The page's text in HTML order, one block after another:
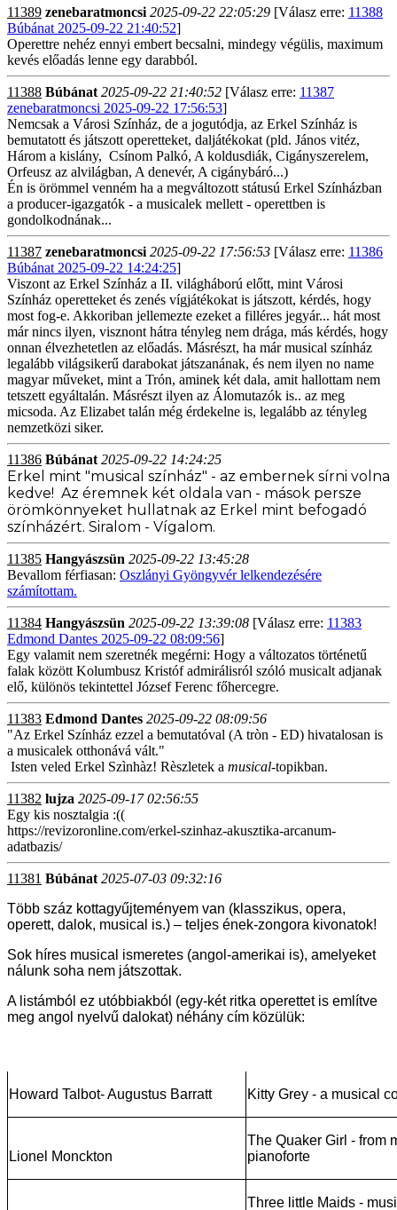
11389 zenebaratmoncsi 2025-09-22 22:05:29 [Válasz erre: 11388
Búbánat 2025-09-22 21:40:52]
Operettre nehéz ennyi embert becsalni, mindegy végülis, maximum
kevés előadás lenne egy darabból.
11388 Búbánat 2025-09-22 21:40:52 [Válasz erre: 11387
zenebaratmoncsi 2025-09-22 17:56:53]
Nemcsak a Városi Színház, de a jogutódja, az Erkel Színház is
bemutatott és játszott operetteket, daljátékokat (pld. János vitéz,
Három a kislány, Csínom Palkó, A koldusdiák, Cigányszerelem,
Orfeusz az alvilágban, A denevér, A cigánybáró...)
Én is örömmel venném ha a megváltozott státusú Erkel Színházban
a producer-igazgatók - a musicalek mellett - operettben is
gondolkodnának...
11387 zenebaratmoncsi 2025-09-22 17:56:53 [Válasz erre: 11386
Búbánat 2025-09-22 14:24:25]
Viszont az Erkel Színház a II. világháború előtt, mint Városi
Színház operetteket és zenés vígjátékokat is játszott, kérdés, hogy
most fog-e. Akkoriban jellemezte ezeket a filléres jegyár... hát most
már nincs ilyen, visznont hátra tényleg nem drága, más kérdés, hogy
onnan élvezhetetlen az előadás. Másrészt, ha már musical színház
legalább világsikerű darabokat játszanának, és nem ilyen no name
magyar műveket, mint a Trón, aminek két dala, amit hallottam nem
tetszett egyáltalán. Másrészt ilyen az Álomutazók is.. az meg
micsoda. Az Elizabet talán még érdekelne is, legalább az tényleg
nemzetközi siker.
11386 Búbánat 2025-09-22 14:24:25
Erkel mint "musical színház" - az embernek sírni volna
kedve! Az éremnek két oldala van - mások persze
örömkönnyeket hullatnak az Erkel mint befogadó
színházért. Siralom - Vígalom.
11385 Hangyászsün 2025-09-22 13:45:28
Bevallom férfiasan: Oszlányi Gyöngyvér lelkendezésére
számítottam.
11384 Hangyászsün 2025-09-22 13:39:08 [Válasz erre: 11383
Edmond Dantes 2025-09-22 08:09:56]
Egy valamit nem szeretnék megérni: Hogy a változatos történetű
falak között Kolumbusz Kristóf admirálisról szóló musicalt adjanak
elő, különös tekintettel József Ferenc főhercegre.
11383 Edmond Dantes 2025-09-22 08:09:56
"Az Erkel Színház ezzel a bemutatóval (A tròn - ED) hivatalosan is
a musicalek otthonává vált."
Isten veled Erkel Szìnhàz! Rèszletek a musical-topikban.
11382 lujza 2025-09-17 02:56:55
Egy kis nosztalgia :((
https://revizoronline.com/erkel-szinhaz-akusztika-arcanum-
adatbazis/
11381 Búbánat 2025-07-03 09:32:16
Több száz kottagyűjteményem van (klasszikus, opera,
operett, dalok, musical is.) – teljes ének-zongora kivonatok!
Sok híres musical ismeretes (angol-amerikai is), amelyeket
nálunk soha nem játszottak.
A listámból ez utóbbiakból (egy-két ritka operettet is említve
meg angol nyelvű dalokat) néhány cím közülük:
Howard Talbot- Augustus Barratt Kitty Grey - a musical
Lionel Monckton
The Quaker Girl - from
pianoforte
Three little Maids -